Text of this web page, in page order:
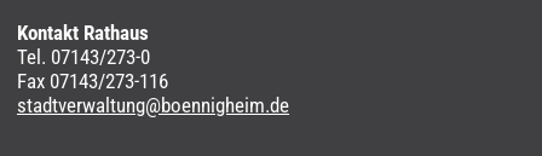
Kontakt Rathaus
Tel. 07143/273-0
Fax 07143/273-116
stadtverwaltung@boennigheim.de